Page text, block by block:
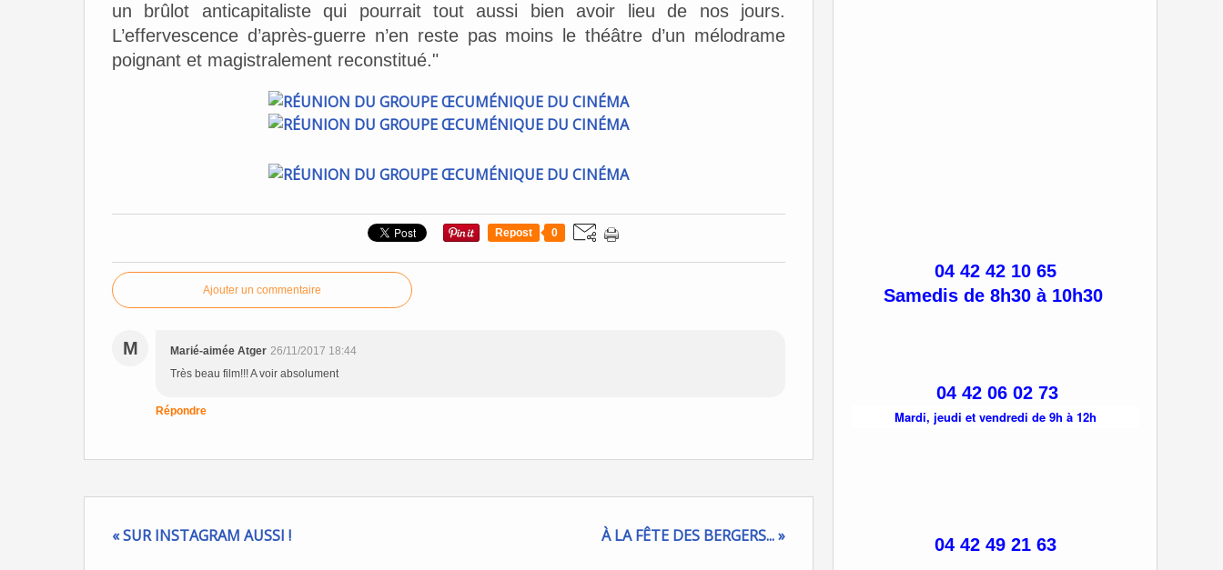
04 42 42 10 65
Samedis de 8h30 à 10h30
04 42 06 02 73
Mardi, jeudi et vendredi de 9h à 12h
04 42 49 21 63
un brûlot anticapitaliste qui pourrait tout aussi bien avoir lieu de nos jours.
L’effervescence d’après-guerre n’en reste pas moins le théâtre d’un mélodrame
poignant et magistralement reconstitué."
Repost 0
Ajouter un commentaire
M Marié-aimée Atger 26/11/2017 18:44
Très beau film!!! A voir absolument
Répondre
« SUR INSTAGRAM AUSSI ! À LA FÊTE DES BERGERS... »